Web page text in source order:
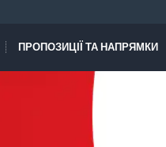
ПРОПОЗИЦІЇ ТА НАПРЯМКИ